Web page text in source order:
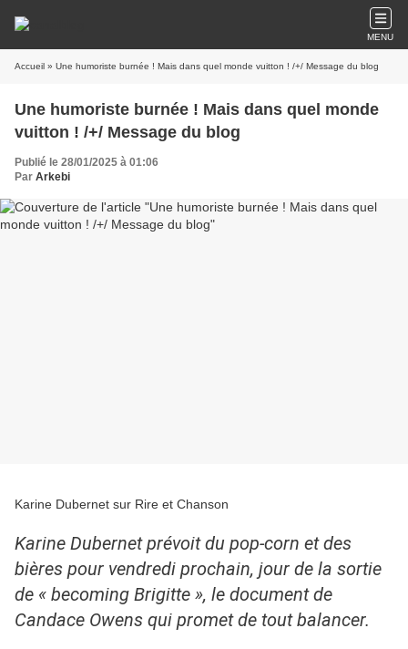
MENU
Accueil » Une humoriste burnée ! Mais dans quel monde vuitton ! /+/ Message du blog
Une humoriste burnée ! Mais dans quel monde
vuitton ! /+/ Message du blog
Publié le 28/01/2025 à 01:06
Par Arkebi
Karine Dubernet sur Rire et Chanson
Karine Dubernet prévoit du pop-corn et des
bières pour vendredi prochain, jour de la sortie
de « becoming Brigitte », le document de
Candace Owens qui promet de tout balancer.